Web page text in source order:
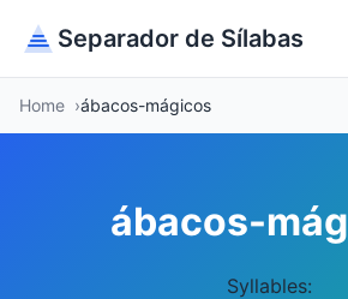
Separador de Sílabas
Home ábacos-mágicos
ábacos-
Syllables: